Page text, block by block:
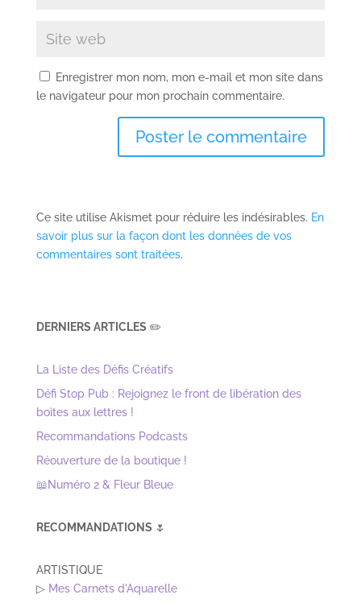
Enregistrer mon nom, mon e-mail et mon site dans
le navigateur pour mon prochain commentaire.
Ce site utilise Akismet pour réduire les indésirables. En
savoir plus sur la façon dont les données de vos
commentaires sont traitées.
DERNIERS ARTICLES ✏️
La Liste des Défis Créatifs
Défi Stop Pub : Rejoignez le front de libération des
boites aux lettres !
Recommandations Podcasts
Réouverture de la boutique !
📖Numéro 2 & Fleur Bleue
RECOMMANDATIONS 🌷
ARTISTIQUE
▷ Mes Carnets d'Aquarelle